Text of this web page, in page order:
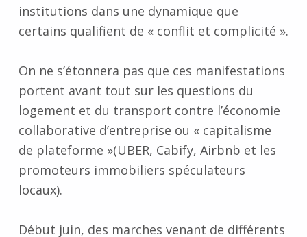
institutions dans une dynamique que
certains qualifient de « conflit et complicité ».
On ne s’étonnera pas que ces manifestations
portent avant tout sur les questions du
logement et du transport contre l’économie
collaborative d’entreprise ou « capitalisme
de plateforme »(UBER, Cabify, Airbnb et les
promoteurs immobiliers spéculateurs
locaux).
Début juin, des marches venant de différents